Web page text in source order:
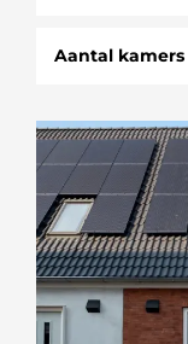
HUIZEN
Aantal kamers
3 kamers
4 kamers
5 kamers